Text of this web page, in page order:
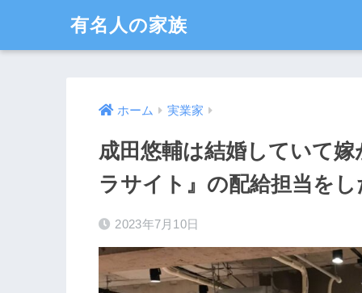
有名人の家族
ホーム 実業家
成田悠輔は結婚していて
ラサイト』の配給担当を
2023年7月10日